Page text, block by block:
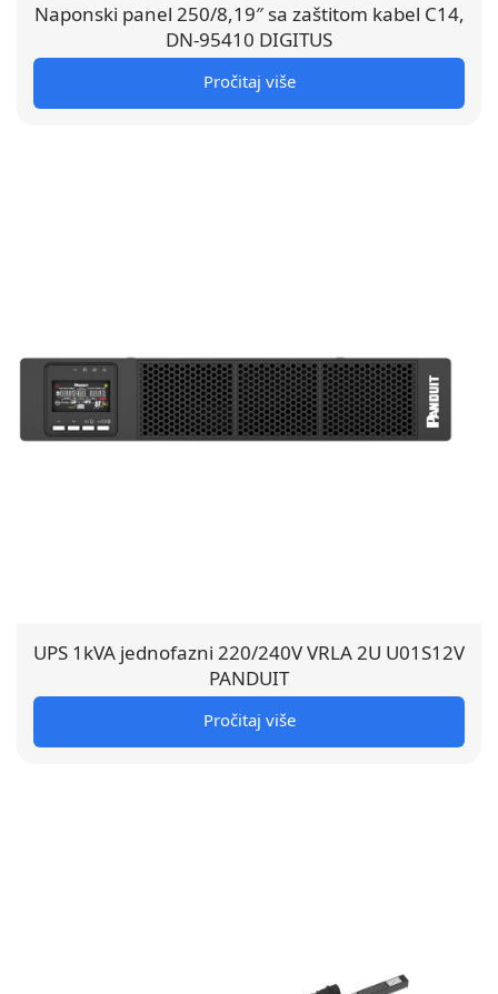
Naponski panel 250/8,19″ sa zaštitom kabel C14,
DN-95410 DIGITUS
Pročitaj više
UPS 1kVA jednofazni 220/240V VRLA 2U U01S12V
PANDUIT
Pročitaj više